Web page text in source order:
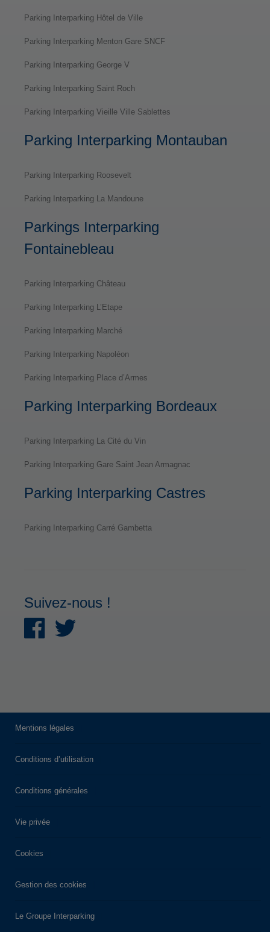
Parking Interparking Hôtel de Ville
Parking Interparking Menton Gare SNCF
Parking Interparking George V
Parking Interparking Saint Roch
Parking Interparking Vieille Ville Sablettes
Parking Interparking Montauban
Parking Interparking Roosevelt
Parking Interparking La Mandoune
Parkings Interparking
Fontainebleau
Parking Interparking Château
Parking Interparking L’Etape
Parking Interparking Marché
Parking Interparking Napoléon
Parking Interparking Place d’Armes
Parking Interparking Bordeaux
Parking Interparking La Cité du Vin
Parking Interparking Gare Saint Jean Armagnac
Parking Interparking Castres
Parking Interparking Carré Gambetta
Suivez-nous !
Mentions légales
Conditions d’utilisation
Conditions générales
Vie privée
Cookies
Gestion des cookies
Le Groupe Interparking